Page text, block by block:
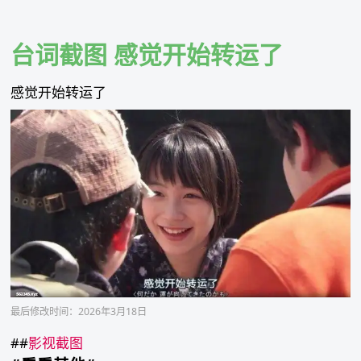
content
台词截图 感觉开始转运了
感觉开始转运了
最后修改时间：2026年3月18日
##影视截图